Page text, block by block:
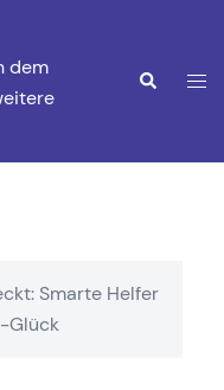
dem
Suche
Smarte Helfer
Glück